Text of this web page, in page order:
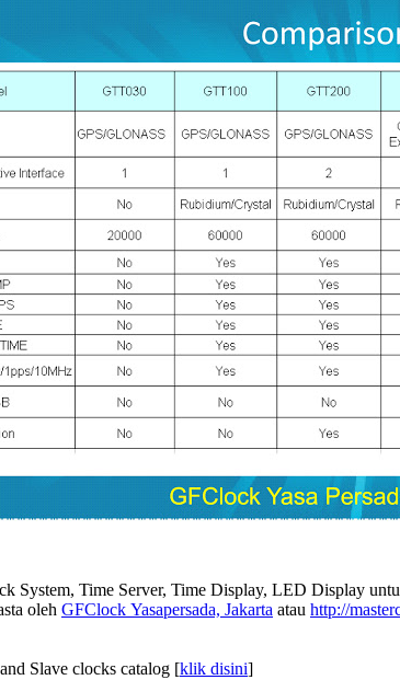
System, Time Server, Time Display, LED Display
oleh GFClock Yasapersada, Jakarta atau http://
Slave clocks catalog [klik disini]